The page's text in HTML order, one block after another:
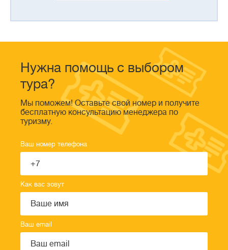
Нужна помощь с выбором
тура?
Мы поможем! Оставьте свой номер и получите
бесплатную консультацию менеджера по
туризму.
Ваш номер телефона
Как вас зовут
Ваш email